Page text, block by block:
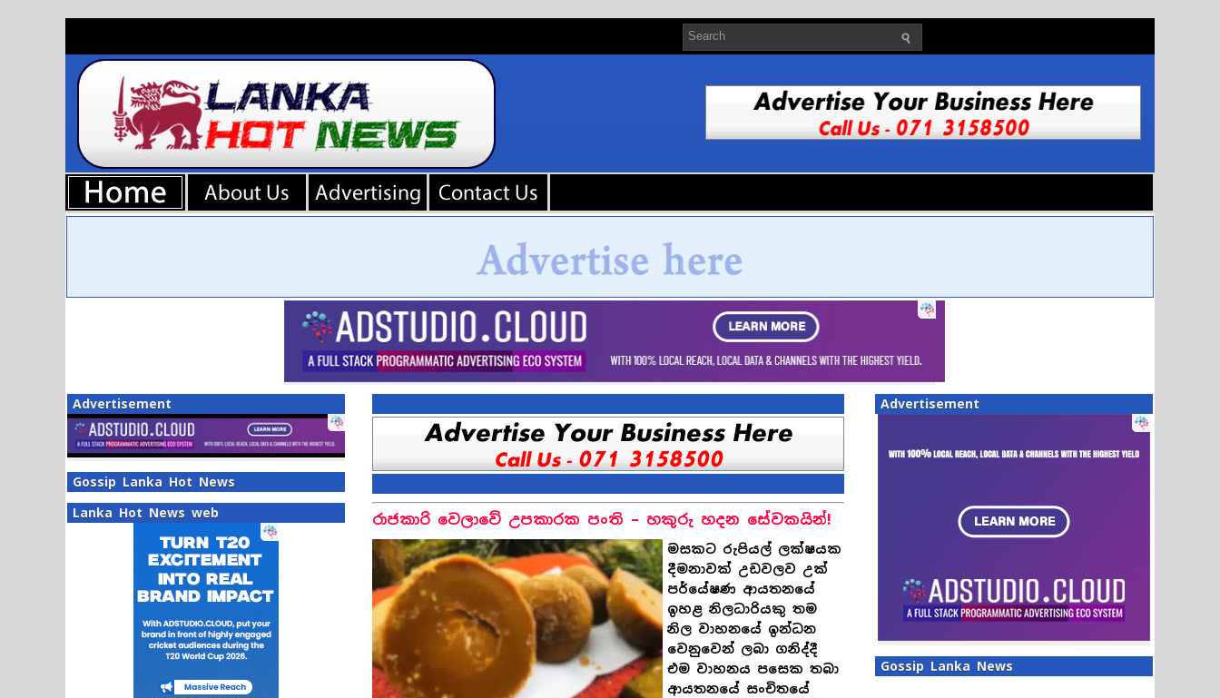
Advertisement
Gossip Lanka Hot News
Lanka Hot News web
රාජකාරි වෙලාවේ උපකාරක පංති – හකුරු හදන සේවකයින්!
මසකට රුපියල් ලක්ෂයක
දීමනාවක් උඩවලව උක්
පර්යේෂණ ආයතනයේ
ඉහළ නිලධාරියකු තම
නිල වාහනයේ ඉන්ධන
වෙනුවෙන් ලබා ගනිද්දී
එම වාහනය පසෙක තබා
ආයතනයේ සංචිතයේ
Advertisement
Gossip Lanka News